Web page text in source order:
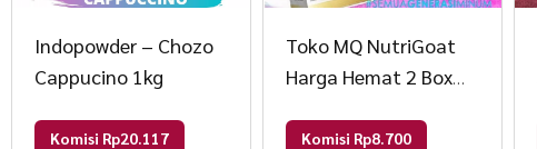
Indopowder – Chozo
Cappucino 1kg
Komisi Rp20.117
Toko MQ NutriGoat
Harga Hemat 2 Box
Komisi Rp8.700